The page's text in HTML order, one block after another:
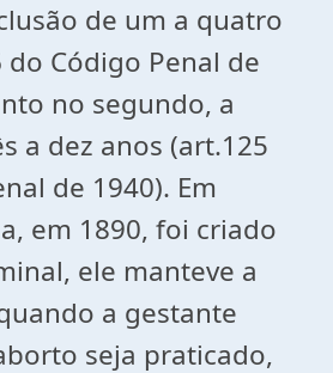
de um a quatro
Código Penal de
no segundo, a
a dez anos (art.125
de 1940). Em
em 1890, foi criado
ele manteve a
a gestante
seja praticado,